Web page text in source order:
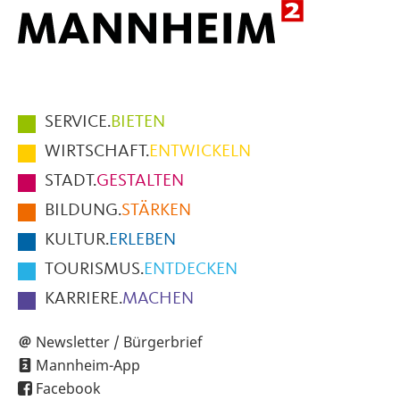
Hauptmenüpunkte
im
Fußbereich
der
Seite
SERVICE.BIETEN
WIRTSCHAFT.ENTWICKELN
STADT.GESTALTEN
BILDUNG.STÄRKEN
KULTUR.ERLEBEN
TOURISMUS.ENTDECKEN
KARRIERE.MACHEN
Newsletter / Bürgerbrief
Mannheim-App
Facebook